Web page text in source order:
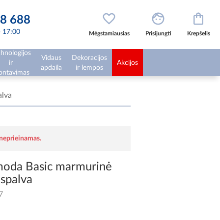
688
17:00 Mėgstamiausias Prisijungti Krepšelis
ir
Vidaus
apdaila
Dekoracijos
ir lempos
Akcijos
Basic marmurinė